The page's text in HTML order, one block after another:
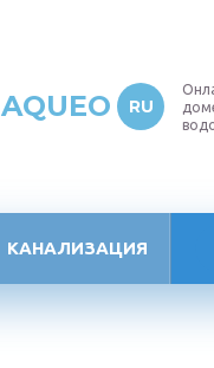
AQUEO RU
КАНАЛИЗАЦИЯ